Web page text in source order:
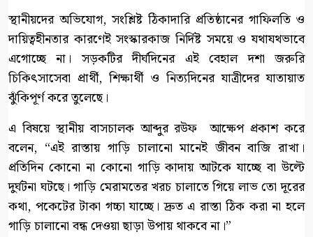
​স্থানীয়দের অভিযোগ, সংশ্লিষ্ট ঠিকাদারি প্রতিষ্ঠানের গাফিলতি ও
দায়িত্বহীনতার কারণেই সংস্কারকাজ নির্দিষ্ট সময়ে ও যথাযথভাবে
এগোচ্ছে না। সড়কটির দীর্ঘদিনের এই বেহাল দশা জরুরি
চিকিৎসাসেবা প্রার্থী, শিক্ষার্থী ও নিত্যদিনের যাত্রীদের যাতায়াত
ঝুঁকিপূর্ণ করে তুলেছে।
​এ বিষয়ে স্থানীয় বাসচালক আব্দুর রউফ আক্ষেপ প্রকাশ করে
বলেন, “এই রাস্তায় গাড়ি চালানো মানেই জীবন বাজি রাখা।
প্রতিদিন কোনো না কোনো গাড়ি কাদায় আটকে যাচ্ছে বা উল্টে
দুর্ঘটনা ঘটছে। গাড়ি মেরামতের খরচ চালাতে গিয়ে লাভ তো দূরের
কথা, পকেটের টাকা গচ্চা যাচ্ছে। দ্রুত এ রাস্তা ঠিক করা না হলে
গাড়ি চালানো বন্ধ দেওয়া ছাড়া উপায় থাকবে না।”